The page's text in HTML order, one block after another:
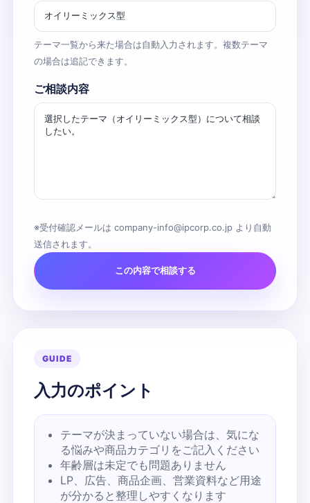
テーマ一覧から来た場合は自動入力されます。複数テーマ
の場合は追記できます。
ご相談内容
※受付確認メールは company-info@ipcorp.co.jp より自動
送信されます。
この内容で相談する
GUIDE
入力のポイント
テーマが決まっていない場合は、気にな
る悩みや商品カテゴリをご記入ください
年齢層は未定でも問題ありません
LP、広告、商品企画、営業資料など用途
が分かると整理しやすくなります